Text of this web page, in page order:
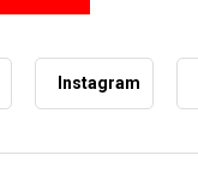
Instagram